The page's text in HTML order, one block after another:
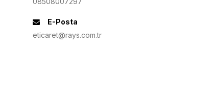
E-Posta
eticaret@rays.com.tr